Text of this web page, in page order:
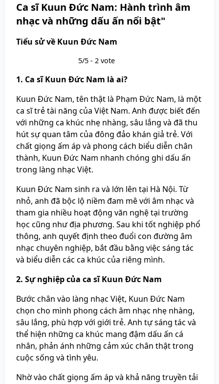
Ca sĩ Kuun Đức Nam: Hành trình âm
nhạc và những dấu ấn nổi bật"
Tiểu sử về Kuun Đức Nam
5/5 - 2 vote
1. Ca sĩ Kuun Đức Nam là ai?
Kuun Đức Nam, tên thật là Phạm Đức Nam, là một
ca sĩ trẻ tài năng của Việt Nam. Anh được biết đến
với những ca khúc nhẹ nhàng, sâu lắng và đã thu
hút sự quan tâm của đông đảo khán giả trẻ. Với
chất giọng ấm áp và phong cách biểu diễn chân
thành, Kuun Đức Nam nhanh chóng ghi dấu ấn
trong làng nhạc Việt.
Kuun Đức Nam sinh ra và lớn lên tại Hà Nội. Từ
nhỏ, anh đã bộc lộ niềm đam mê với âm nhạc và
tham gia nhiều hoạt động văn nghệ tại trường
học cũng như địa phương. Sau khi tốt nghiệp phổ
thông, anh quyết định theo đuổi con đường âm
nhạc chuyên nghiệp, bắt đầu bằng việc sáng tác
và biểu diễn các ca khúc của riêng mình.
2. Sự nghiệp của ca sĩ Kuun Đức Nam
Bước chân vào làng nhạc Việt, Kuun Đức Nam
chọn cho mình phong cách âm nhạc nhẹ nhàng,
sâu lắng, phù hợp với giới trẻ. Anh tự sáng tác và
thể hiện những ca khúc mang đậm dấu ấn cá
nhân, phản ánh những cảm xúc chân thật trong
cuộc sống và tình yêu.
Nhờ vào chất giọng ấm áp và khả năng truyền tải